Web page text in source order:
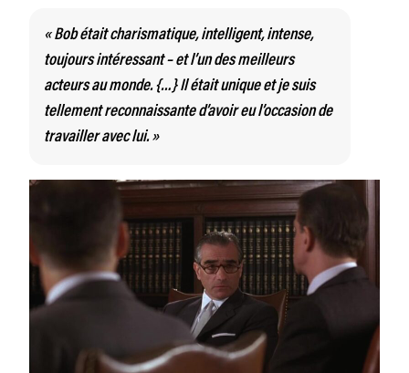
« Bob était charismatique, intelligent, intense,
toujours intéressant – et l’un des meilleurs
acteurs au monde. {…} Il était unique et je suis
tellement reconnaissante d’avoir eu l’occasion de
travailler avec lui. »